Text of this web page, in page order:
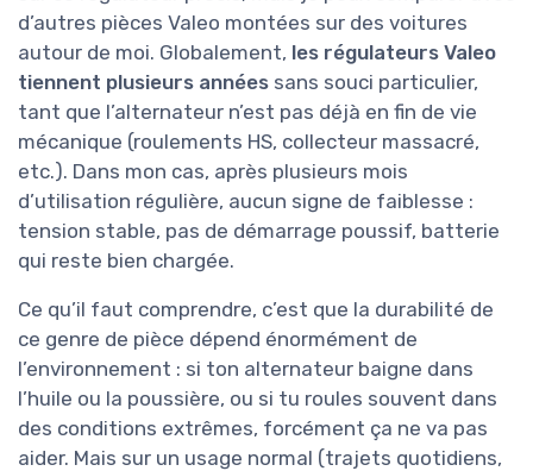
d’autres pièces Valeo montées sur des voitures
autour de moi. Globalement, les régulateurs Valeo
tiennent plusieurs années sans souci particulier,
tant que l’alternateur n’est pas déjà en fin de vie
mécanique (roulements HS, collecteur massacré,
etc.). Dans mon cas, après plusieurs mois
d’utilisation régulière, aucun signe de faiblesse :
tension stable, pas de démarrage poussif, batterie
qui reste bien chargée.
Ce qu’il faut comprendre, c’est que la durabilité de
ce genre de pièce dépend énormément de
l’environnement : si ton alternateur baigne dans
l’huile ou la poussière, ou si tu roules souvent dans
des conditions extrêmes, forcément ça ne va pas
aider. Mais sur un usage normal (trajets quotidiens,